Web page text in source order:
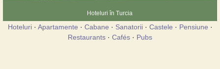
Hoteluri în Turcia
Hoteluri· Apartamente · Cabane · Sanatorii· Castele · Pensiune ·
Restaurants · Cafés · Pubs